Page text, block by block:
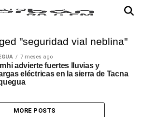
"seguridad vial neblina"
7 meses ago
advierte fuertes lluvias y
eléctricas en la sierra de Tacna
MORE POSTS